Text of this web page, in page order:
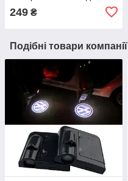
249 ₴
Подібні товари компанії